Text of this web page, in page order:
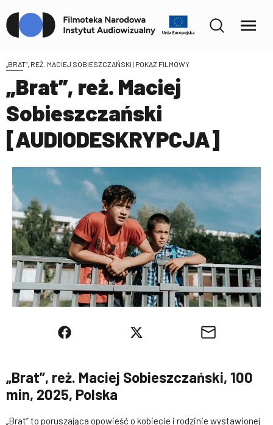
„BRAT”, REŻ. MACIEJ SOBIESZCZAŃSKI | POKAZ FILMOWY
„Brat”, reż. Maciej
Sobieszczański
[AUDIODESKRYPCJA]
„Brat”, reż. Maciej Sobieszczański, 100
min, 2025, Polska
„Brat” to poruszająca opowieść o kobiecie i rodzinie wystawionej